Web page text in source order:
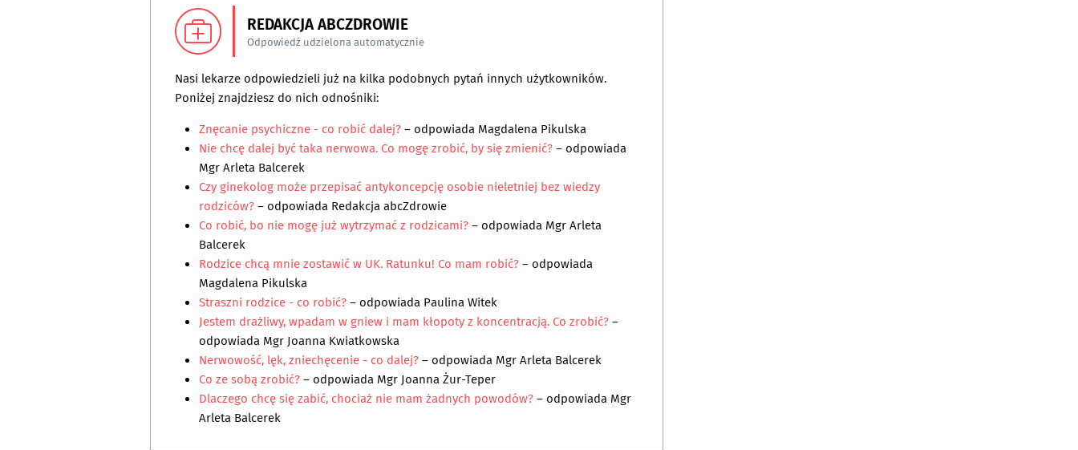
REDAKCJA ABCZDROWIE
Odpowiedź udzielona automatycznie
Nasi lekarze odpowiedzieli już na kilka podobnych pytań innych użytkowników.
Poniżej znajdziesz do nich odnośniki:
Znęcanie psychiczne - co robić dalej?– odpowiada Magdalena Pikulska
Nie chcę dalej być taka nerwowa. Co mogę zrobić, by się zmienić?– odpowiada
Mgr Arleta Balcerek
Czy ginekolog może przepisać antykoncepcję osobie nieletniej bez wiedzy
rodziców?– odpowiada Redakcja abcZdrowie
Co robić, bo nie mogę już wytrzymać z rodzicami?– odpowiada Mgr Arleta
Balcerek
Rodzice chcą mnie zostawić w UK. Ratunku! Co mam robić?– odpowiada
Magdalena Pikulska
Straszni rodzice - co robić?– odpowiada Paulina Witek
Jestem drażliwy, wpadam w gniew i mam kłopoty z koncentracją. Co zrobić?–
odpowiada Mgr Joanna Kwiatkowska
Nerwowość, lęk, zniechęcenie - co dalej?– odpowiada Mgr Arleta Balcerek
Co ze sobą zrobić?– odpowiada Mgr Joanna Żur-Teper
Dlaczego chcę się zabić, chociaż nie mam żadnych powodów?– odpowiada Mgr
Arleta Balcerek